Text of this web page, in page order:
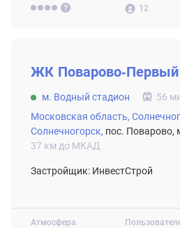
12
Атмосфера
ЖК Поварово-Первый
м. Водный стадион
56
Московская область,
Солнечногорск, пос. Поварово,
37 км до МКАД
Застройщик: ИнвестСтрой